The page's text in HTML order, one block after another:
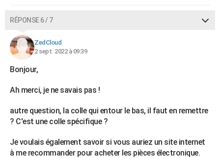
RÉPONSE 6 / 7
ZedCloud
2 sept. 2022 à 09:39
Bonjour,
Ah merci, je ne savais pas !
autre question, la colle qui entour le bas, il faut en remettre
? C'est une colle spécifique ?
Je voulais également savoir si vous auriez un site internet
à me recommander pour acheter les pièces électronique.